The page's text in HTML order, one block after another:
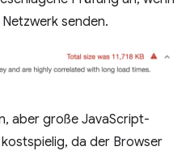
senden.
aber große JavaScript-
da der Browser